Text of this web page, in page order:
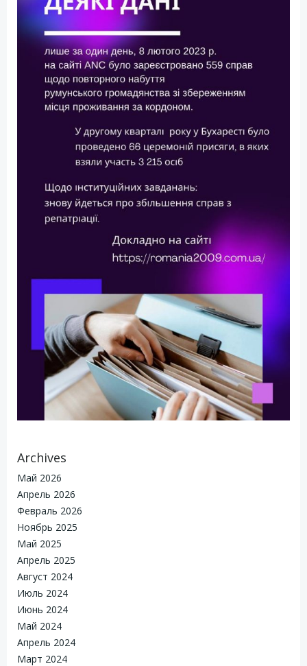
Archives
Май 2026
Апрель 2026
Февраль 2026
Ноябрь 2025
Май 2025
Апрель 2025
Август 2024
Июль 2024
Июнь 2024
Май 2024
Апрель 2024
Март 2024